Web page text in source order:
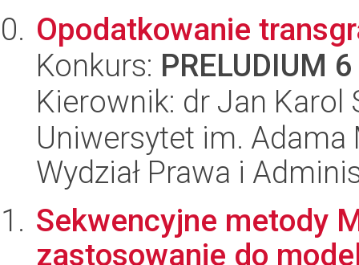
Opodatkowanie
Konkurs: PRELUDIUM 6
Kierownik: dr Jan Karol
Uniwersytet im.
Wydział Prawa i
Sekwencyjne metody
zastosowanie do